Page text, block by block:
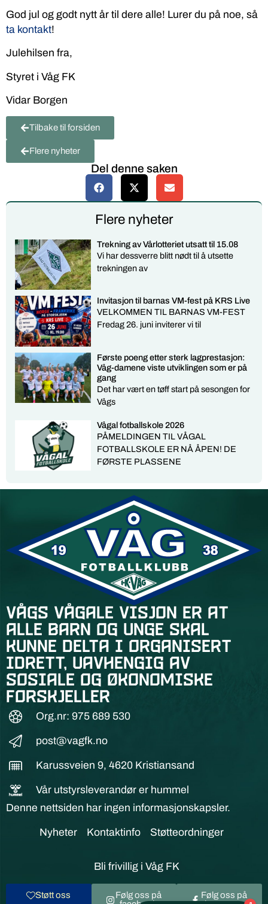
God jul og godt nytt år til dere alle! Lurer du på noe, så
ta kontakt!
Julehilsen fra,
Styret i Våg FK
Vidar Borgen
Tilbake til forsiden
Flere nyheter
Del denne saken
Flere nyheter
Trekning av Vårlotteriet utsatt til 15.08
Vi har dessverre blitt nødt til å utsette
trekningen av
Invitasjon til barnas VM-fest på KRS Live
VELKOMMEN TIL BARNAS VM-FEST
Fredag 26. juni inviterer vi til
Første poeng etter sterk lagprestasjon:
Våg-damene viste utviklingen som er på
gang
Det har vært en tøff start på sesongen for
Vågs
Vågal fotballskole 2026
PÅMELDINGEN TIL VÅGAL
FOTBALLSKOLE ER NÅ ÅPEN! DE
FØRSTE PLASSENE
Vågs vågale visjon er at
alle barn og unge skal
kunne delta i organisert
idrett, uavhengig av
sosiale og økonomiske
forskjeller
Org.nr: 975 689 530
post@vagfk.no
Karussveien 9, 4620 Kristiansand
Vår utstyrsleverandør er hummel
Denne nettsiden har ingen informasjonskapsler.
Nyheter Kontaktinfo Støtteordninger
Bli frivillig i Våg FK
Støtt oss
Følg oss på
Følg oss på